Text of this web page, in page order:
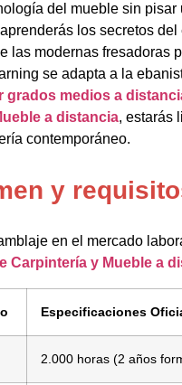
del mueble sin pisar
los secretos
las modernas fresadoras
se adapta a la
grados medios a
a distancia, estarás
contemporáneo.
y
en el mercado
Carpintería y Mueble a
Especificaciones
2.000 horas (2 años